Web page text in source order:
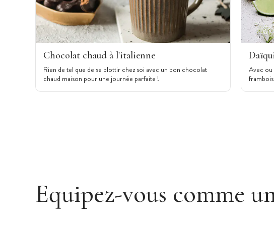
Chocolat chaud à l'italienne
Rien de tel que de se blottir chez soi avec un bon chocolat
chaud maison pour une journée parfaite !
Avec ou
Equipez-vous comme